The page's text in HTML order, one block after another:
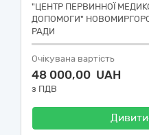
"ЦЕНТР ПЕРВИННОЇ
ДОПОМОГИ"
РАДИ
Очікувана вартість
48 000,00 UAH
з ПДВ